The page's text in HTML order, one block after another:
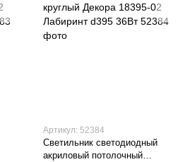
Артикул: 52384
Светильник светодиодный
акриловый потолочный